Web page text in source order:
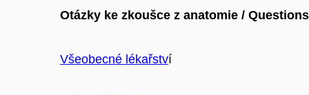
Otázky ke zkoušce z anatomie /
Všeobecné lékařství